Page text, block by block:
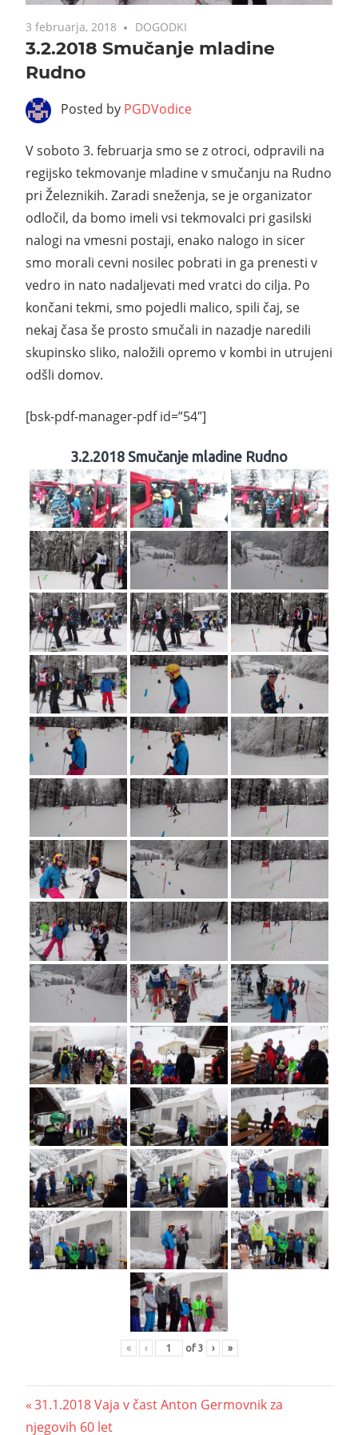
3 februarja, 2018 DOGODKI
3.2.2018 Smučanje mladine
Rudno
Posted by PGDVodice
V soboto 3. februarja smo se z otroci, odpravili na
regijsko tekmovanje mladine v smučanju na Rudno
pri Železnikih. Zaradi sneženja, se je organizator
odločil, da bomo imeli vsi tekmovalci pri gasilski
nalogi na vmesni postaji, enako nalogo in sicer
smo morali cevni nosilec pobrati in ga prenesti v
vedro in nato nadaljevati med vratci do cilja. Po
končani tekmi, smo pojedli malico, spili čaj, se
nekaj časa še prosto smučali in nazadje naredili
skupinsko sliko, naložili opremo v kombi in utrujeni
odšli domov.
[bsk-pdf-manager-pdf id=”54″]
3.2.2018 Smučanje mladine Rudno
« ‹ of 3 › »
31.1.2018 Vaja v čast Anton Germovnik za
njegovih 60 let